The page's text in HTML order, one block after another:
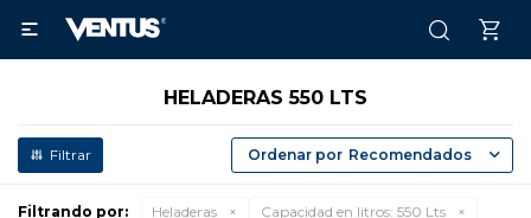

HELADERAS 550 LTS
Recomendados
Filtrando por: Heladeras Capacidad en litros: 550 Lts